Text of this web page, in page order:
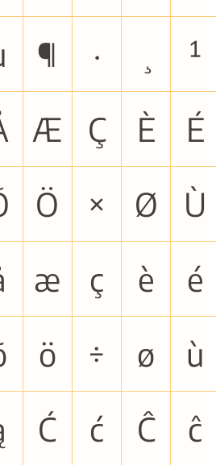
¶ · ¹
Æ Ç È É
Ö × Ø Ù
æ ç è é
ö ÷ ø ù
Ć ć Ĉ ĉ